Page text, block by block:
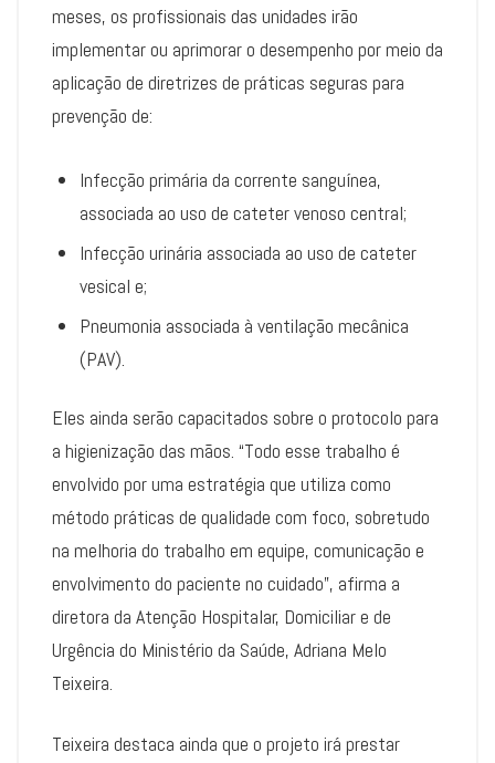
meses, os profissionais das unidades irão
implementar ou aprimorar o desempenho por meio da
aplicação de diretrizes de práticas seguras para
prevenção de:
Infecção primária da corrente sanguínea,
associada ao uso de cateter venoso central;
Infecção urinária associada ao uso de cateter
vesical e;
Pneumonia associada à ventilação mecânica
(PAV).
Eles ainda serão capacitados sobre o protocolo para
a higienização das mãos. “Todo esse trabalho é
envolvido por uma estratégia que utiliza como
método práticas de qualidade com foco, sobretudo
na melhoria do trabalho em equipe, comunicação e
envolvimento do paciente no cuidado”, afirma a
diretora da Atenção Hospitalar, Domiciliar e de
Urgência do Ministério da Saúde, Adriana Melo
Teixeira.
Teixeira destaca ainda que o projeto irá prestar